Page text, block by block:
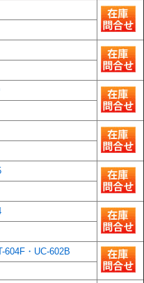
604F・UC-602B